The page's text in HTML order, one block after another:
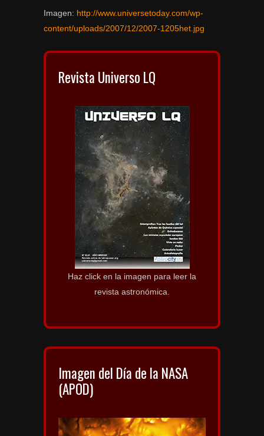
Imagen: http://www.universetoday.com/wp-
content/uploads/2007/12/2007-1205het.jpg
Revista Universo LQ
Haz click en la imagen para leer la
revista astronómica.
Imagen del Día de la NASA
(APOD)